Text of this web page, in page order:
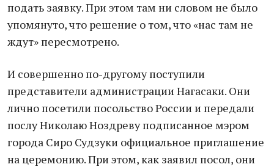
подать заявку. При этом там ни словом не было
упомянуто, что решение о том, что «нас там не
ждут» пересмотрено.
И совершенно по-другому поступили
представители администрации Нагасаки. Они
лично посетили посольство России и передали
послу Николаю Ноздреву подписанное мэром
города Сиро Судзуки официальное приглашение
на церемонию. При этом, как заявил посол, они